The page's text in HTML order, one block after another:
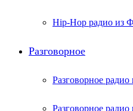
Hip-Hop радио из
Разговорное
Разговорное радио
Разговорное